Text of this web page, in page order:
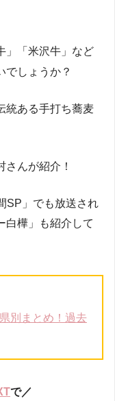
」「米沢牛」など
でしょうか？
統ある手打ち蕎麦
んが紹介！
SP」でも放送され
白樺」も紹介して
別まとめ！過去
で／